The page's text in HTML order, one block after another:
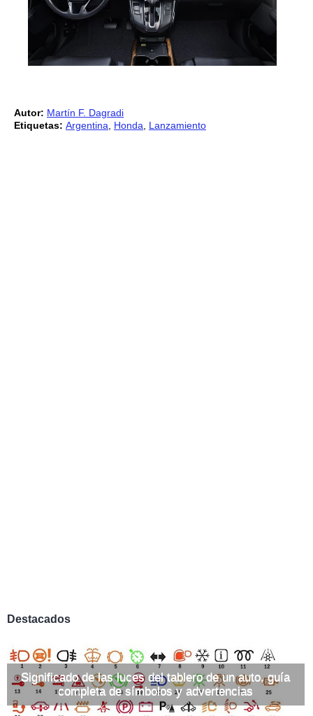
Autor: Martín F. Dagradi
Etiquetas: Argentina Honda Lanzamiento
Destacados
Significado de las luces del tablero de un auto, guía
completa de símbolos y advertencias